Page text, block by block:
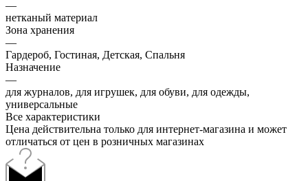
—
нетканый материал
Зона хранения
—
Гардероб, Гостиная, Детская, Спальня
Назначение
—
для журналов, для игрушек, для обуви, для одежды,
универсальные
Все характеристики
Цена действительна только для интернет-магазина и может
отличаться от цен в розничных магазинах